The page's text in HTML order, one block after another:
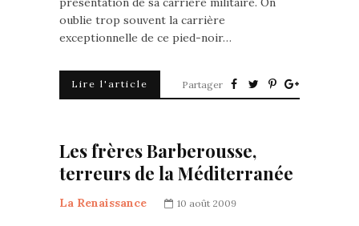
oublie trop souvent la carrière
exceptionnelle de ce pied-noir…
Lire l'article Partager
Les frères Barberousse,
terreurs de la Méditerranée
La Renaissance 10 août 2009